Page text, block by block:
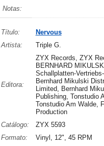
Notas:
Título:
Nervous
Artista:
Triple G.
Editora:
ZYX Records, ZYX
BERNHARD
Schallplatten-
Bernhard Mikulski
Limited, Bernhard
Publishing, Tonstudio
Tonstudio Am Walde,
Production
Catálogo:
ZYX 5593
Formato:
Vinyl, 12", 45 RPM